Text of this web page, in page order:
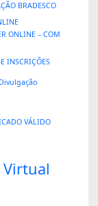
BRADESCO
ONLINE – COM
INSCRIÇÕES
Divulgação
VÁLIDO
Virtual